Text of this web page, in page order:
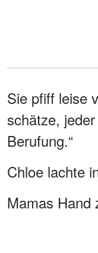
Sie pfiff leise
schätze,
Berufung.“
Chloe lachte
Mamas Hand